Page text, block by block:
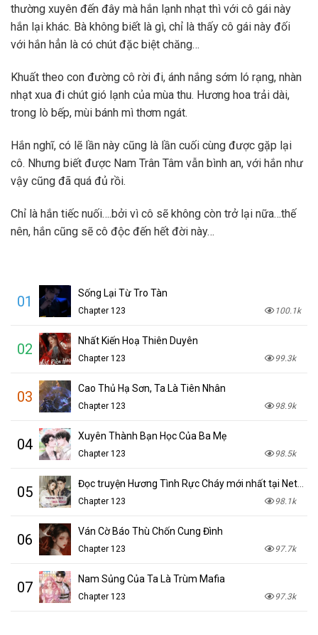
thường xuyên đến đây mà hắn lạnh nhạt thì với cô gái này
hắn lại khác. Bà không biết là gì, chỉ là thấy cô gái này đối
với hắn hẳn là có chút đặc biệt chăng…
Khuất theo con đường cô rời đi, ánh nắng sớm ló rạng, nhàn
nhạt xua đi chút gió lạnh của mùa thu. Hương hoa trải dài,
trong lò bếp, mùi bánh mì thơm ngát.
Hắn nghĩ, có lẽ lần này cũng là lần cuối cùng được gặp lại
cô. Nhưng biết được Nam Trân Tâm vẫn bình an, với hắn như
vậy cũng đã quá đủ rồi.
Chỉ là hắn tiếc nuối….bởi vì cô sẽ không còn trở lại nữa…thế
nên, hắn cũng sẽ cô độc đến hết đời này…
01 Sống Lại Từ Tro Tàn
Chapter 123 100.1k
02 Nhất Kiến Hoạ Thiên Duyên
Chapter 123 99.3k
03 Cao Thủ Hạ Sơn, Ta Là Tiên Nhân
Chapter 123 98.9k
04 Xuyên Thành Bạn Học Của Ba Mẹ
Chapter 123 98.5k
05
Chapter 123 98.1k
06 Ván Cờ Báo Thù Chốn Cung Đình
Chapter 123 97.7k
07 Nam Sủng Của Ta Là Trùm Mafia
Chapter 123 97.3k